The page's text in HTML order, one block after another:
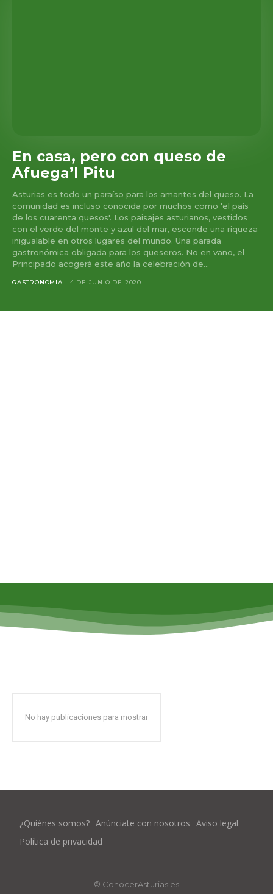
En casa, pero con queso de
Afuega’l Pitu
Asturias es todo un paraíso para los amantes del queso. La
comunidad es incluso conocida por muchos como 'el país
de los cuarenta quesos'. Los paisajes asturianos, vestidos
con el verde del monte y azul del mar, esconde una riqueza
inigualable en otros lugares del mundo. Una parada
gastronómica obligada para los queseros. No en vano, el
Principado acogerá este año la celebración de...
GASTRONOMIA 4 DE JUNIO DE 2020
No hay publicaciones para mostrar
¿Quiénes somos? Anúnciate con nosotros Aviso legal
Política de privacidad
© ConocerAsturias.es